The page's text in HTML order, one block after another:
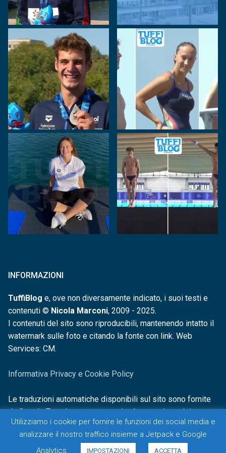
INFORMAZIONI
TuffiBlog e, ove non diversamente indicato, i suoi testi e
contenuti © Nicola Marconi, 2009 - 2025.
I contenuti del sito sono riproducibili, mantenendo intatto il
watermark sulle foto e citando la fonte con link. Web
Services: CM.
Informativa Privacy e Cookie Policy
Le traduzioni automatiche disponibili sul sito sono fornite
da Google Translate e non sono in alcun modo revisionate o
controllate.
Utilizziamo i cookie per fornire le funzioni dei social media e
analizzare il nostro traffico insieme a Jetpack e Google
Analytics.
IMPOSTAZIONI ACCETTA